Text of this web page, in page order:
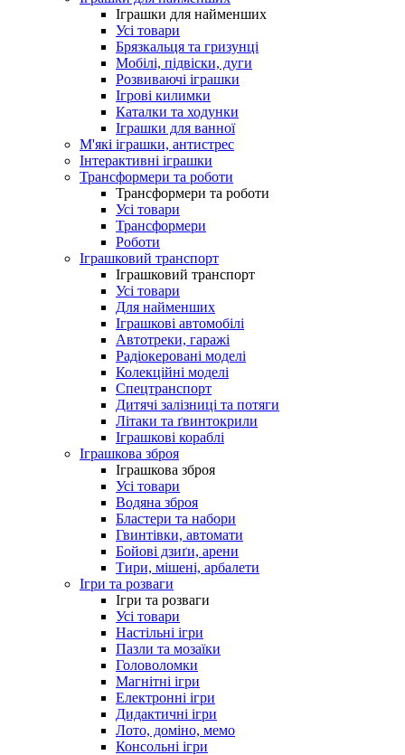
Іграшки для найменших
Усі товари
Брязкальця та гризунці
Мобілі, підвіски, дуги
Розвиваючі іграшки
Ігрові килимки
Каталки та ходунки
Іграшки для ванної
М'які іграшки, антистрес
Інтерактивні іграшки
Трансформери та роботи
Трансформери та роботи
Усі товари
Трансформери
Роботи
Іграшковий транспорт
Іграшковий транспорт
Усі товари
Для найменших
Іграшкові автомобілі
Автотреки, гаражі
Радіокеровані моделі
Колекційні моделі
Спецтранспорт
Дитячі залізниці та потяги
Літаки та ґвинтокрили
Іграшкові кораблі
Іграшкова зброя
Іграшкова зброя
Усі товари
Водяна зброя
Бластери та набори
Гвинтівки, автомати
Бойові дзиґи, арени
Тири, мішені, арбалети
Ігри та розваги
Ігри та розваги
Усі товари
Настільні ігри
Пазли та мозаїки
Головоломки
Магнітні ігри
Електронні ігри
Дидактичні ігри
Лото, доміно, мемо
Консольні ігри